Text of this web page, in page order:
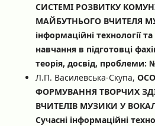
СИСТЕМІ РОЗВИТКУ
МАЙБУТНЬОГО ВЧИТЕЛЯ
інформаційні технології
навчання в підготовці
теорія, досвід, проблеми:
Л.П. Василевська-Скупа,
ФОРМУВАННЯ ТВОРЧИХ
ВЧИТЕЛІВ МУЗИКИ У
Сучасні інформаційні